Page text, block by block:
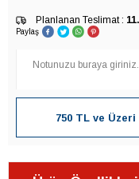
Planlanan Teslimat :
Paylaş
750 TL ve